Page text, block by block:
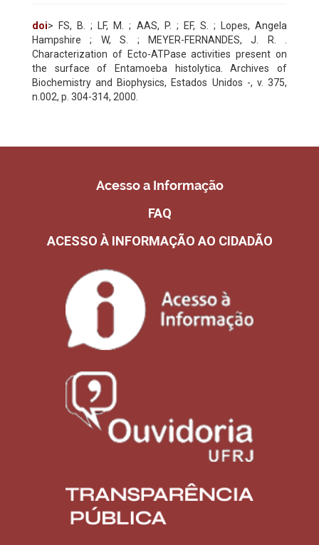
doi> FS, B. ; LF, M. ; AAS, P. ; EF, S. ; Lopes, Angela
Hampshire ; W, S. ; MEYER-FERNANDES, J. R. .
Characterization of Ecto-ATPase activities present on
the surface of Entamoeba histolytica. Archives of
Biochemistry and Biophysics, Estados Unidos -, v. 375,
n.002, p. 304-314, 2000.
Acesso a Informação
FAQ
ACESSO À INFORMAÇÃO AO CIDADÃO